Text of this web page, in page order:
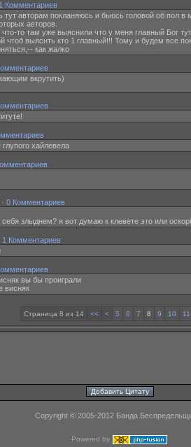
1 Комментариев
авторам покланяюсь и бьюсь головой об пол
авторов.
то там уже выяснили что у меня главный Бог
выяснть кто 1 главный!!! Тому и будем все
как жалко
вкрутить)
хайлевела
0 Комментариев
злыднем? я вот думаю к клевете это или
1 Комментариев
вы бы проиграли
висняк
Страница 8 из 14 << < 5 6 7 8 9 10 11
Copyright © 2005-2012 Банда
Powered by